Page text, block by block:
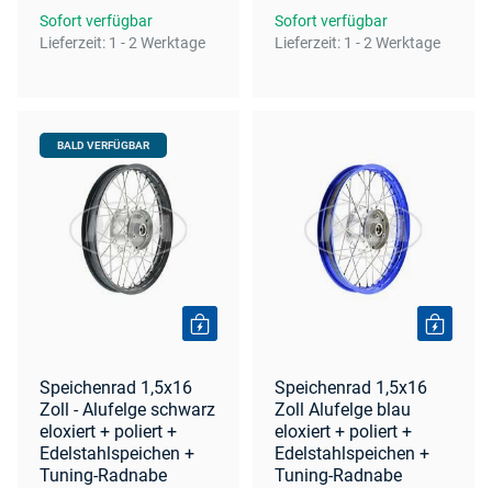
Sofort verfügbar
Lieferzeit: 1 - 2 Werktage
Sofort verfügbar
Lieferzeit: 1 - 2 Werktage
BALD VERFÜGBAR
Speichenrad 1,5x16
Zoll - Alufelge schwarz
eloxiert + poliert +
Edelstahlspeichen +
Tuning-Radnabe
Speichenrad 1,5x16
Zoll Alufelge blau
eloxiert + poliert +
Edelstahlspeichen +
Tuning-Radnabe